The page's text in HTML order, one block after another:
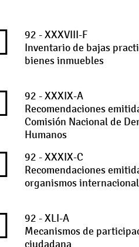
92 - XXXVIII-F
Inventario de bajas
bienes inmuebles
92 - XXXIX-A
Recomendaciones
Comisión Nacional de
Humanos
92 - XXXIX-C
Recomendaciones
organismos
92 - XLI-A
Mecanismos de
ciudadana